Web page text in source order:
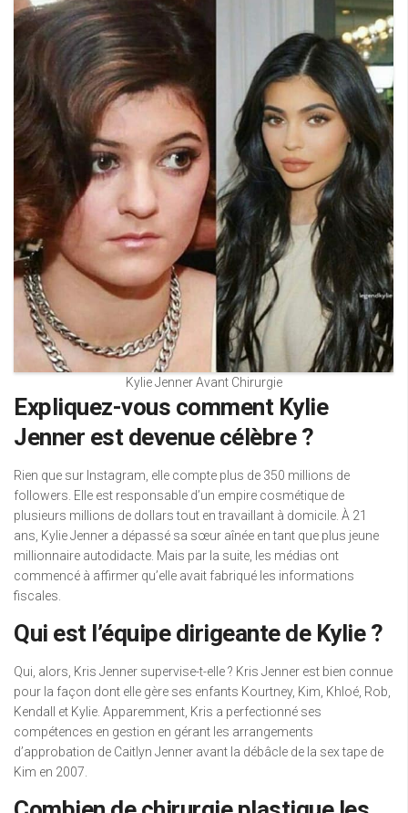
Kylie Jenner Avant Chirurgie
Expliquez-vous comment Kylie
Jenner est devenue célèbre ?
Rien que sur Instagram, elle compte plus de 350 millions de
followers. Elle est responsable d’un empire cosmétique de
plusieurs millions de dollars tout en travaillant à domicile. À 21
ans, Kylie Jenner a dépassé sa sœur aînée en tant que plus jeune
millionnaire autodidacte. Mais par la suite, les médias ont
commencé à affirmer qu’elle avait fabriqué les informations
fiscales.
Qui est l’équipe dirigeante de Kylie ?
Qui, alors, Kris Jenner supervise-t-elle ? Kris Jenner est bien connue
pour la façon dont elle gère ses enfants Kourtney, Kim, Khloé, Rob,
Kendall et Kylie. Apparemment, Kris a perfectionné ses
compétences en gestion en gérant les arrangements
d’approbation de Caitlyn Jenner avant la débâcle de la sex tape de
Kim en 2007.